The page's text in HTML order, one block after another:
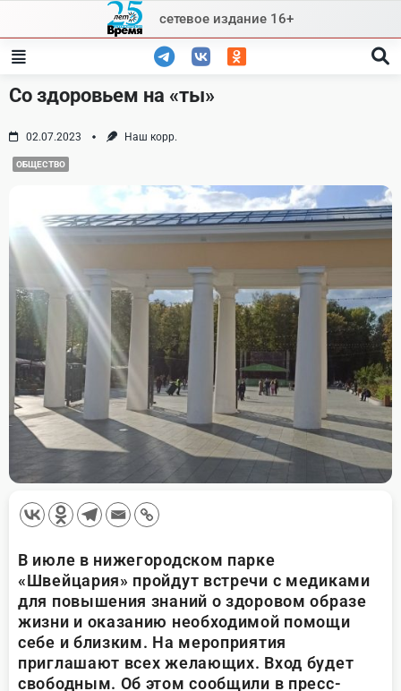
content
сетевое издание 16+
Со здоровьем на «ты»
02.07.2023 Наш корр.
ОБЩЕСТВО
В июле в нижегородском парке
«Швейцария» пройдут встречи с медиками
для повышения знаний о здоровом образе
жизни и оказанию необходимой помощи
себе и близким. На мероприятия
приглашают всех желающих. Вход будет
свободным. Об этом сообщили в пресс-